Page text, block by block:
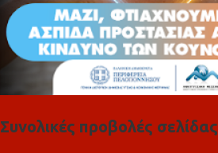
Συνολικές προβολές σελίδας